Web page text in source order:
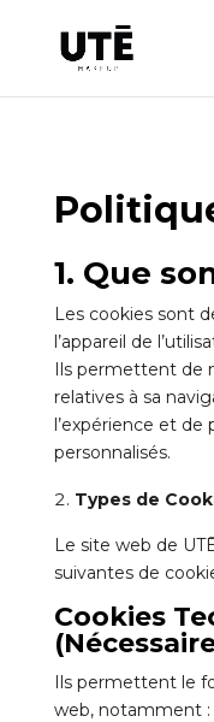
1. Que
Les cookies sont
l’appareil de
Ils permettent de
relatives à sa
l’expérience et de
personnalisés.
Types de
Le site web de
suivantes de
Cookies
Ils permettent le
web, notamment :